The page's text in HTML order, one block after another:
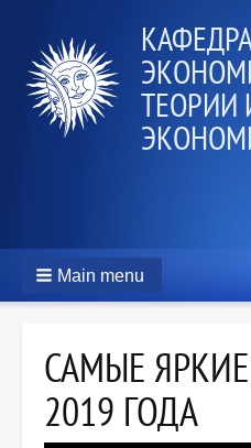
КАФЕДРА
ТЕОРИИ
Main menu
САМЫЕ
2019 ГОДА